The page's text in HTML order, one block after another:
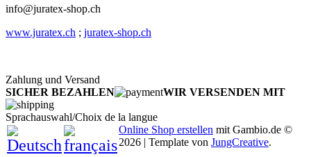
info@juratex-shop.ch
www.juratex.ch ; juratex-shop.ch
Zahlung und Versand
SICHER BEZAHLEN
WIR VERSENDEN MIT
Sprachauswahl/Choix de la langue
Online Shop erstellen mit Gambio.de ©
2026 | Template von JungCreative.